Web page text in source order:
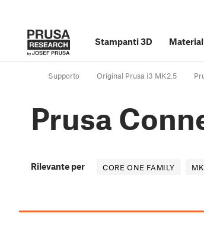
Stampanti 3D
Supporto Original Prusa i3 MK2.5
Prusa
Rilevante per CORE ONE FAMILY